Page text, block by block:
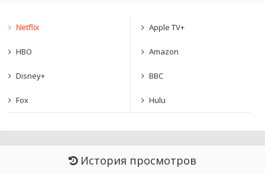
Netflix Apple TV+
HBO Amazon
Disney+ BBC
Fox Hulu
История просмотров